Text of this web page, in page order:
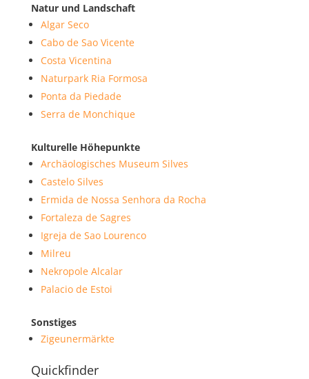
Natur und Landschaft
Algar Seco
Cabo de Sao Vicente
Costa Vicentina
Naturpark Ria Formosa
Ponta da Piedade
Serra de Monchique
Kulturelle Höhepunkte
Archäologisches Museum Silves
Castelo Silves
Ermida de Nossa Senhora da Rocha
Fortaleza de Sagres
Igreja de Sao Lourenco
Milreu
Nekropole Alcalar
Palacio de Estoi
Sonstiges
Zigeunermärkte
Quickfinder